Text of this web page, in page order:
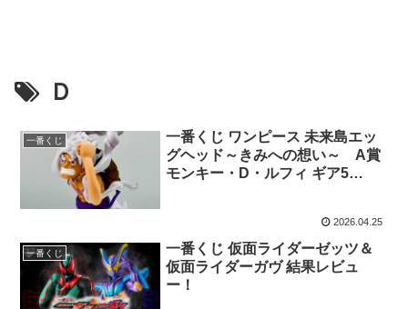
Ｄ
一番くじ
一番くじ ワンピース 未来島エッ
グヘッド～きみへの想い～ A賞
モンキー・D・ルフィ ギア5
2026.04.25
一番くじ
一番くじ 仮面ライダーゼッツ＆
仮面ライダーガヴ 結果レビュ
ー！